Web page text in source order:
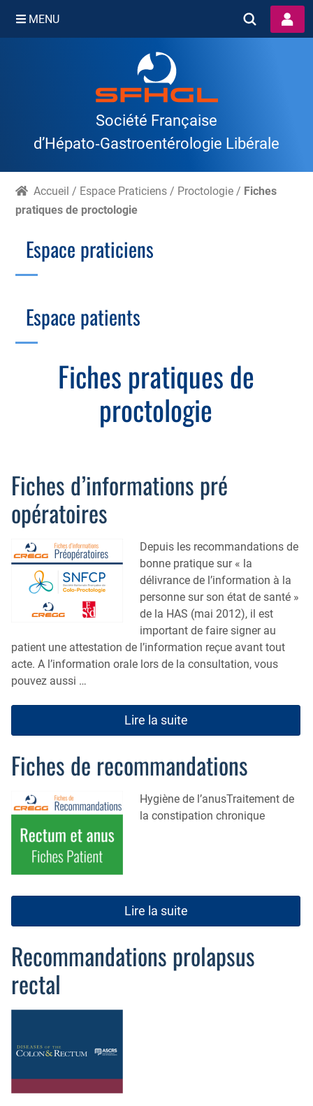
Skip
MENU
Société Française
d’Hépato‑Gastroentérologie Libérale
Accueil / Espace Praticiens / Proctologie / Fiches
pratiques de proctologie
Fiches pratiques de
proctologie
Fiches d’informations pré
opératoires
Depuis les recommandations de
bonne pratique sur « la
délivrance de l’information à la
personne sur son état de santé »
de la HAS (mai 2012), il est
important de faire signer au
patient une attestation de l’information reçue avant tout
acte. A l’information orale lors de la consultation, vous
pouvez aussi …
Lire la suite
Fiches de recommandations
Hygiène de l’anusTraitement de
la constipation chronique
Lire la suite
Recommandations prolapsus
rectal
Espace praticiens
Échographie
Gastro-pédiatrie
Nutrition
Proctologie
Membres de la commission
Agenda
Fiches de recommandations
Rapports de congrès
Techniques en vidéo
Centres de neuromodulation
Recommandations pour la pratique clinique du
traitement de la maladie hémorroïdaire
Cotation des actes, lien avec les syndicats
Juridique
Plateau technique
Espace patients
Estomac
Rectum et anus
Tube digestif
Colobox
My MICI Book
Qu’est-ce que la coloscopie ?